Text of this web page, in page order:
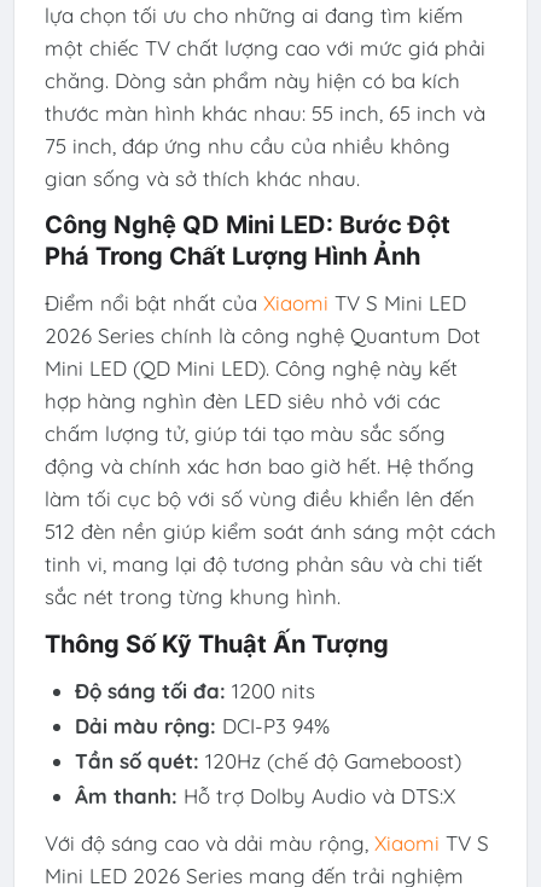
lựa chọn tối ưu cho những ai đang tìm kiếm
một chiếc TV chất lượng cao với mức giá phải
chăng. Dòng sản phẩm này hiện có ba kích
thước màn hình khác nhau: 55 inch, 65 inch và
75 inch, đáp ứng nhu cầu của nhiều không
gian sống và sở thích khác nhau.
Công Nghệ QD Mini LED: Bước Đột
Phá Trong Chất Lượng Hình Ảnh
Điểm nổi bật nhất của Xiaomi TV S Mini LED
2026 Series chính là công nghệ Quantum Dot
Mini LED (QD Mini LED). Công nghệ này kết
hợp hàng nghìn đèn LED siêu nhỏ với các
chấm lượng tử, giúp tái tạo màu sắc sống
động và chính xác hơn bao giờ hết. Hệ thống
làm tối cục bộ với số vùng điều khiển lên đến
512 đèn nền giúp kiểm soát ánh sáng một cách
tinh vi, mang lại độ tương phản sâu và chi tiết
sắc nét trong từng khung hình.
Thông Số Kỹ Thuật Ấn Tượng
Độ sáng tối đa: 1200 nits
Dải màu rộng: DCI-P3 94%
Tần số quét: 120Hz (chế độ Gameboost)
Âm thanh: Hỗ trợ Dolby Audio và DTS:X
Với độ sáng cao và dải màu rộng, Xiaomi TV S
Mini LED 2026 Series mang đến trải nghiệm